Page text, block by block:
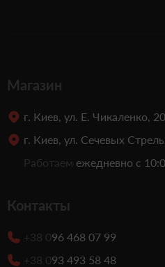
Магазин
г. Киев, ул. Е. Чикаленко,
г. Киев, ул. Сечевых
Работаем ежедневно с
Контакты
+38 096 468 07 99
+38 093 493 58 48